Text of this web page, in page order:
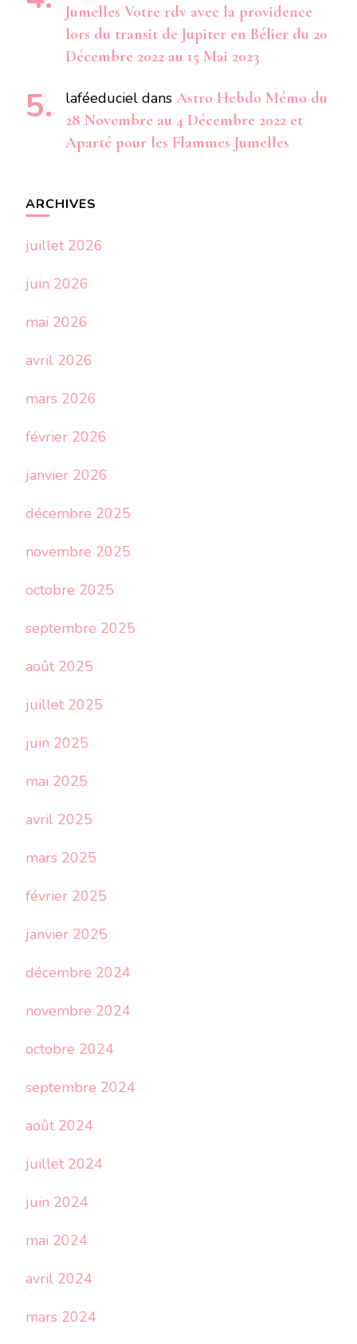
Jumelles Votre rdv avec la providence
lors du transit de Jupiter en Bélier du 20
Décembre 2022 au 15 Mai 2023
laféeduciel dans Astro Hebdo Mémo du
28 Novembre au 4 Décembre 2022 et
Aparté pour les Flammes Jumelles
ARCHIVES
juillet 2026
juin 2026
mai 2026
avril 2026
mars 2026
février 2026
janvier 2026
décembre 2025
novembre 2025
octobre 2025
septembre 2025
août 2025
juillet 2025
juin 2025
mai 2025
avril 2025
mars 2025
février 2025
janvier 2025
décembre 2024
novembre 2024
octobre 2024
septembre 2024
août 2024
juillet 2024
juin 2024
mai 2024
avril 2024
mars 2024